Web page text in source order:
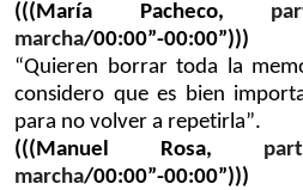
(((María Pacheco,
marcha/00:00”-00:00”)))
“Quieren borrar toda la
considero que es bien
para no volver a repetirla”.
(((Manuel Rosa,
marcha/00:00”-00:00”)))